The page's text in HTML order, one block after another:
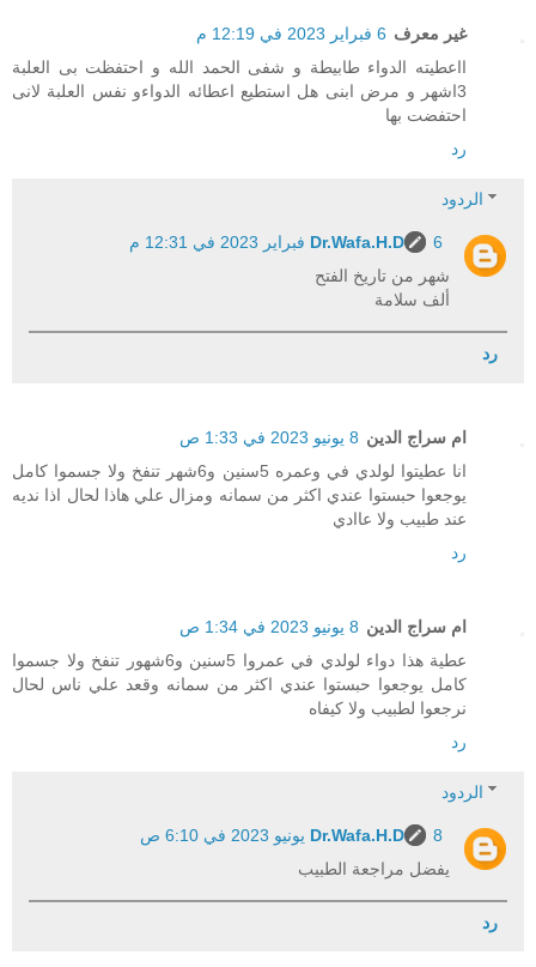
غير معرف 6 فبراير 2023 في 12:19 م
ااعطیته الدواء طابیطة و شفی الحمد الله و احتفظت بی العلبة
3اشهر و مرض ابنی هل استطیع اعطائه الدواءو نفس العلبة لانی
احتفضت بها
رد
الردود
Dr.Wafa.H.D
6 فبراير 2023 في 12:31 م
شهر من تاريخ الفتح
ألف سلامة
رد
ام سراج الدين 8 يونيو 2023 في 1:33 ص
انا عطيتوا لولدي في وعمره 5سنين و6شهر تنفخ ولا جسموا كامل
يوجعوا حبستوا عندي اكثر من سمانه ومزال علي هاذا لحال اذا نديه
عند طبيب ولا عاادي
رد
ام سراج الدين 8 يونيو 2023 في 1:34 ص
عطية هذا دواء لولدي في عمروا 5سنين و6شهور تنفخ ولا جسموا
كامل يوجعوا حبستوا عندي اكثر من سمانه وقعد علي ناس لحال
نرجعوا لطبيب ولا كيفاه
رد
الردود
Dr.Wafa.H.D
8 يونيو 2023 في 6:10 ص
يفضل مراجعة الطبيب
رد